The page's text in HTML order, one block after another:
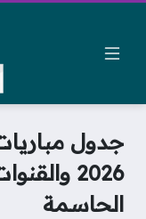
جدول
2026
الحاسمة